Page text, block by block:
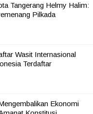
Tangerang Helmy Halim:
Pilkada
Wasit Internasional
Terdaftar
Ekonomi